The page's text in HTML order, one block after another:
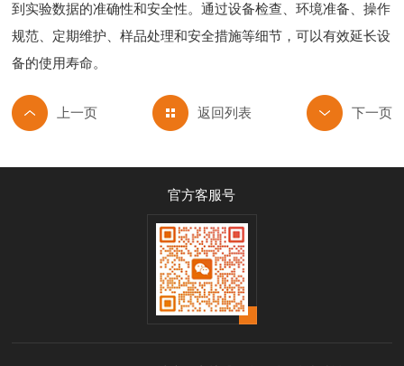
到实验数据的准确性和安全性。通过设备检查、环境准备、操作
规范、定期维护、样品处理和安全措施等细节，可以有效延长设
备的使用寿命。
返回列表
官方客服号